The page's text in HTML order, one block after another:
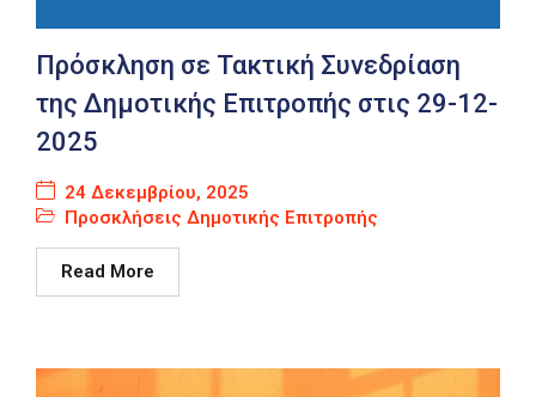
Πρόσκληση σε Τακτική Συνεδρίαση
της Δημοτικής Επιτροπής στις 29-12-
2025
24 Δεκεμβρίου, 2025
Προσκλήσεις Δημοτικής Επιτροπής
Read More